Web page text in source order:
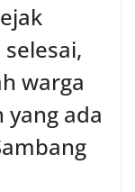
warga
ada